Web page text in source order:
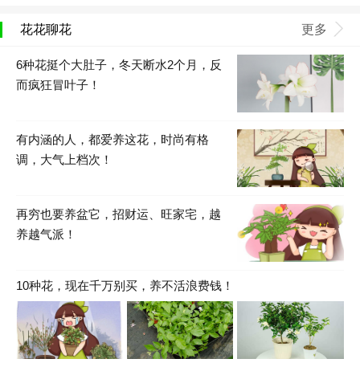
花花聊花 更多
6种花挺个大肚子，冬天断水2个月，反
而疯狂冒叶子！
有内涵的人，都爱养这花，时尚有格
调，大气上档次！
再穷也要养盆它，招财运、旺家宅，越
养越气派！
10种花，现在千万别买，养不活浪费钱！